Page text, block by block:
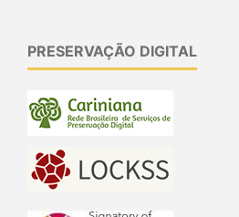
PRESERVAÇÃO DIGITAL